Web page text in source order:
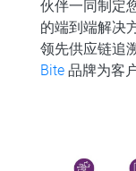
伙伴一同制定
的端到端解决
领先供应链追
Bite 品牌为客